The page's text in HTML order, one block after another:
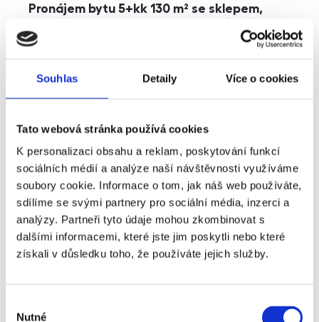
Souhlas Detaily Více o cookies
Tato webová stránka používá cookies
K personalizaci obsahu a reklam, poskytování funkcí
sociálních médií a analýze naší návštěvnosti využíváme
soubory cookie. Informace o tom, jak náš web používáte,
sdílíme se svými partnery pro sociální média, inzerci a
analýzy. Partneři tyto údaje mohou zkombinovat s
dalšími informacemi, které jste jim poskytli nebo které
získali v důsledku toho, že používáte jejich služby.
Nutné
Pronájem bytu 5+kk 130 m² se sklepem,
funkce
parkování sklep výtah
cena
49 000 Kč